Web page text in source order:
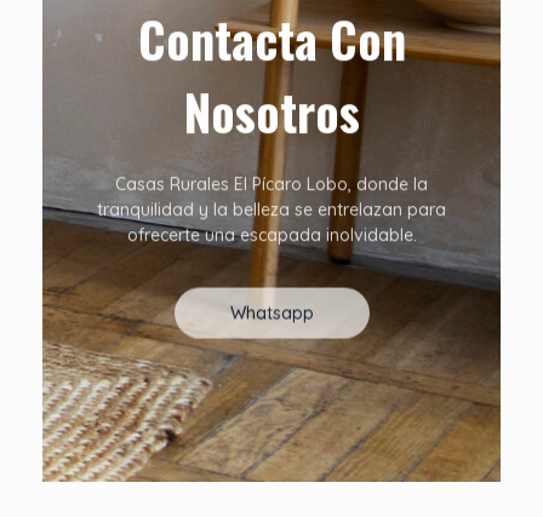
Contacta Con
Nosotros
Casas Rurales El Pícaro Lobo, donde la
tranquilidad y la belleza se entrelazan para
ofrecerte una escapada inolvidable.
Whatsapp